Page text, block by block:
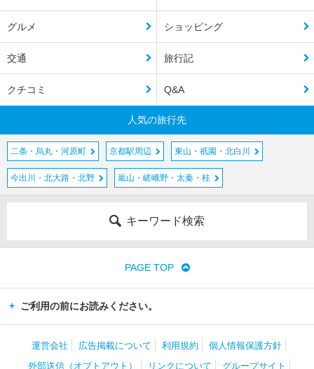
グルメ ショッピング
交通 旅行記
クチコミ Q&A
人気の旅行先
二条・烏丸・河原町 京都駅周辺 東山・祇園・北白川
今出川・北大路・北野 嵐山・嵯峨野・太秦・桂
キーワード検索
PAGE TOP
ご利用の前にお読みください。
運営会社 広告掲載について 利用規約
個人情報保護方針
外部送信（オプトアウト）
リンクについて グループサイト